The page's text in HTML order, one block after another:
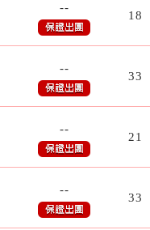
--
18
--
33
--
21
--
33